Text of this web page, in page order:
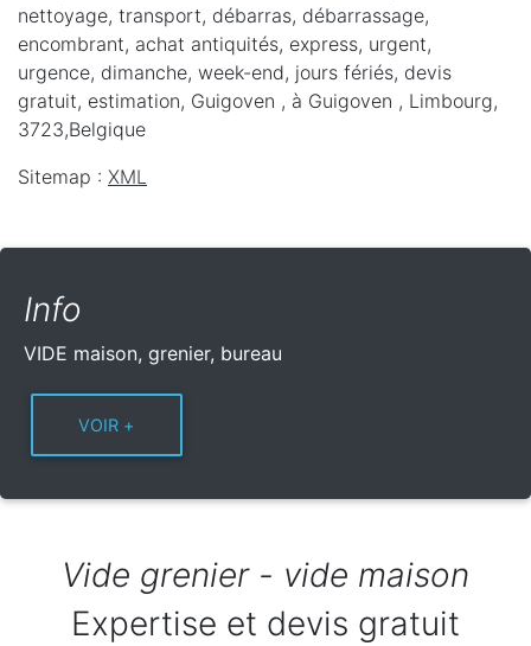
nettoyage, transport, débarras, débarrassage,
encombrant, achat antiquités, express, urgent,
urgence, dimanche, week-end, jours fériés, devis
gratuit, estimation, Guigoven , à Guigoven , Limbourg,
3723,Belgique
Sitemap : XML
Info
VIDE maison, grenier, bureau
Vide grenier - vide maison
Expertise et devis gratuit